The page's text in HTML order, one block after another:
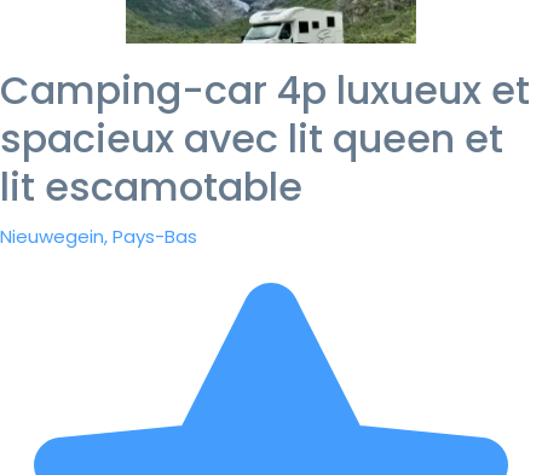
Camping-car 4p luxueux et
spacieux avec lit queen et
lit escamotable
Nieuwegein, Pays-Bas